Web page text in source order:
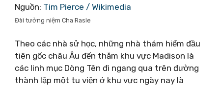
Nguồn: Tim Pierce / Wikimedia
Đài tưởng niệm Cha Rasle
Theo các nhà sử học, những nhà thám hiểm đầu
tiên gốc châu Âu đến thăm khu vực Madison là
các linh mục Dòng Tên đi ngang qua trên đường
thành lập một tu viện ở khu vực ngày nay là